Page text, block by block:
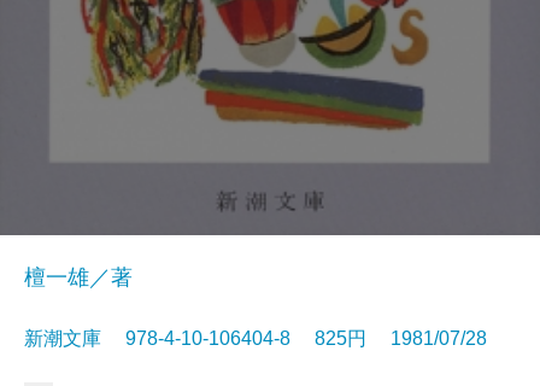
檀一雄／著
新潮文庫 978-4-10-106404-8 825円 1981/07/28